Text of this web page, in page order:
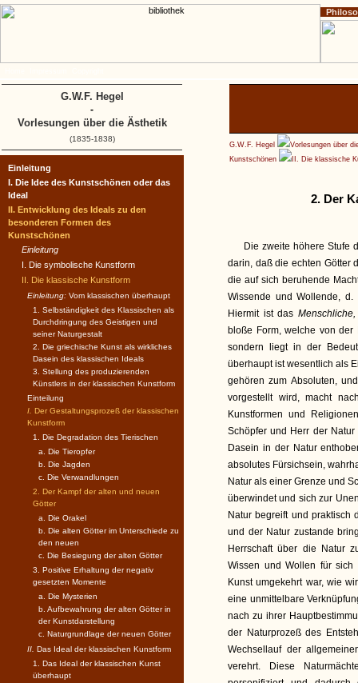
G.W.F. Hegel
Vorlesungen über
Kunstschönen
II. Die klassische
2. Der
Die zweite höhere Stufe
darin, daß die echten Götter
die auf sich beruhende
Wissende und Wollende,
Hiermit ist das
bloße Form, welche von
sondern liegt in der
überhaupt ist wesentlich als
gehören zum Absoluten,
vorgestellt wird, macht
Kunstformen und
Schöpfer und Herr der
Dasein in der Natur
absolutes Fürsichsein,
Natur als einer Grenze und
überwindet und sich zur
Natur begreift und praktisch
und der Natur zustande
Herrschaft über die Natur
Wissen und Wollen für
Kunst umgekehrt war, wie
eine unmittelbare
nach zu ihrer
der Naturprozeß des
Wechsellauf der
verehrt. Diese
Einleitung
I. Die Idee des Kunstschönen oder das
Ideal
II. Entwicklung des Ideals zu den
besonderen Formen des
Kunstschönen
Einleitung
I. Die symbolische Kunstform
II. Die klassische Kunstform
Einleitung: Vom klassischen überhaupt
1. Selbständigkeit des Klassischen als
Durchdringung des Geistigen und
seiner Naturgestalt
2. Die griechische Kunst als wirkliches
Dasein des klassischen Ideals
3. Stellung des produzierenden
Künstlers in der klassischen Kunstform
Einteilung
I. Der Gestaltungsprozeß der klassischen
Kunstform
1. Die Degradation des Tierischen
a. Die Tieropfer
b. Die Jagden
c. Die Verwandlungen
2. Der Kampf der alten und neuen
Götter
a. Die Orakel
b. Die alten Götter im Unterschiede zu
den neuen
c. Die Besiegung der alten Götter
3. Positive Erhaltung der negativ
gesetzten Momente
a. Die Mysterien
b. Aufbewahrung der alten Götter in
der Kunstdarstellung
c. Naturgrundlage der neuen Götter
II. Das Ideal der klassischen Kunstform
1. Das Ideal der klassischen Kunst
überhaupt
G.W.F. Hegel
-
Vorlesungen über die Ästhetik
(1835-1838)